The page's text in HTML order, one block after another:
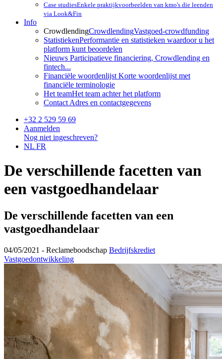
Case studiesEnkele praktijkvoorbeelden van kmo's die leenden
via Look&Fin
Info
CrowdlendingCrowdlendingVastgoed-crowdfunding
StatistiekenPerformantie en statistieken waardoor u het
platform kunt beoordelen
Nieuws Participatieve financiering, Crowdlending en
fintech...
Financiële woordenlijst Korte woordenlijst met
financiële terminologie
Het teamHet team achter het platform
Contact Adres en contactgegevens
+32 2 529 59 69
Aanmelden
Nog niet ingeschreven?
NL FR
De verschillende facetten van
een vastgoedhandelaar
De verschillende facetten van een
vastgoedhandelaar
04/05/2021 - Reclameboodschap Bedrijfskrediet
Vastgoedontwikkeling